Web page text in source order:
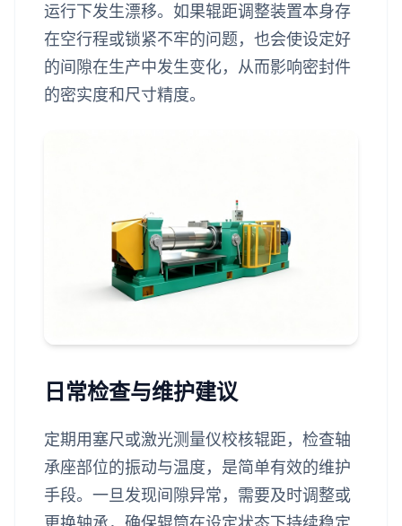
运行下发生漂移。如果辊距调整装置本身存
在空行程或锁紧不牢的问题，也会使设定好
的间隙在生产中发生变化，从而影响密封件
的密实度和尺寸精度。
日常检查与维护建议
定期用塞尺或激光测量仪校核辊距，检查轴
承座部位的振动与温度，是简单有效的维护
手段。一旦发现间隙异常，需要及时调整或